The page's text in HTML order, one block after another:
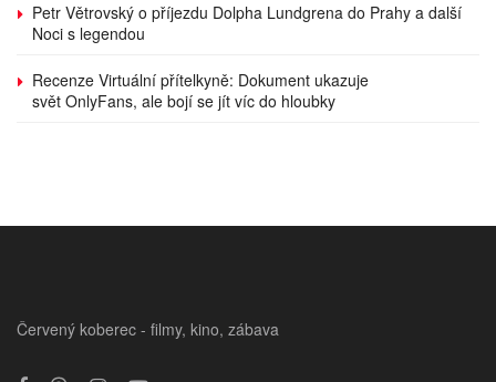
Petr Větrovský o příjezdu Dolpha Lundgrena do Prahy a další
Noci s legendou
Recenze Virtuální přítelkyně: Dokument ukazuje
svět OnlyFans, ale bojí se jít víc do hloubky
Červený koberec - filmy, kino, zábava